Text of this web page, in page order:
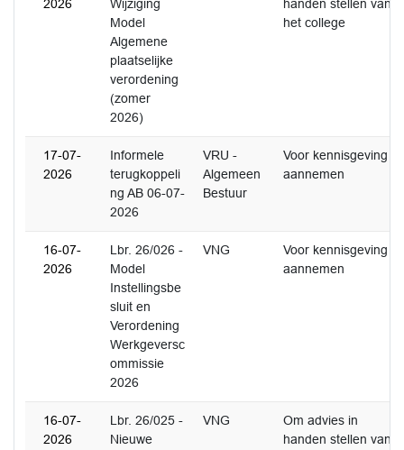
2026
Wijziging
Model
Algemene
plaatselijke
verordening
(zomer
2026)
handen stellen van
het college
17-07-
2026
Informele
terugkoppeli
ng AB 06-07-
2026
VRU -
Algemeen
Bestuur
Voor kennisgeving
aannemen
16-07-
2026
Lbr. 26/026 -
Model
Instellingsbe
sluit en
Verordening
Werkgeversc
ommissie
2026
VNG
Voor kennisgeving
aannemen
16-07-
2026
Lbr. 26/025 -
Nieuwe
VNG
Om advies in
handen stellen van